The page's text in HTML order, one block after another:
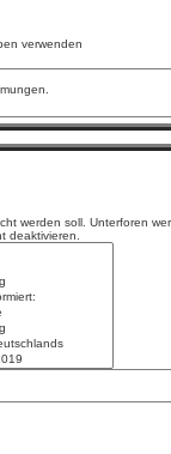
verwenden
werden soll. Unterforen
deaktivieren.